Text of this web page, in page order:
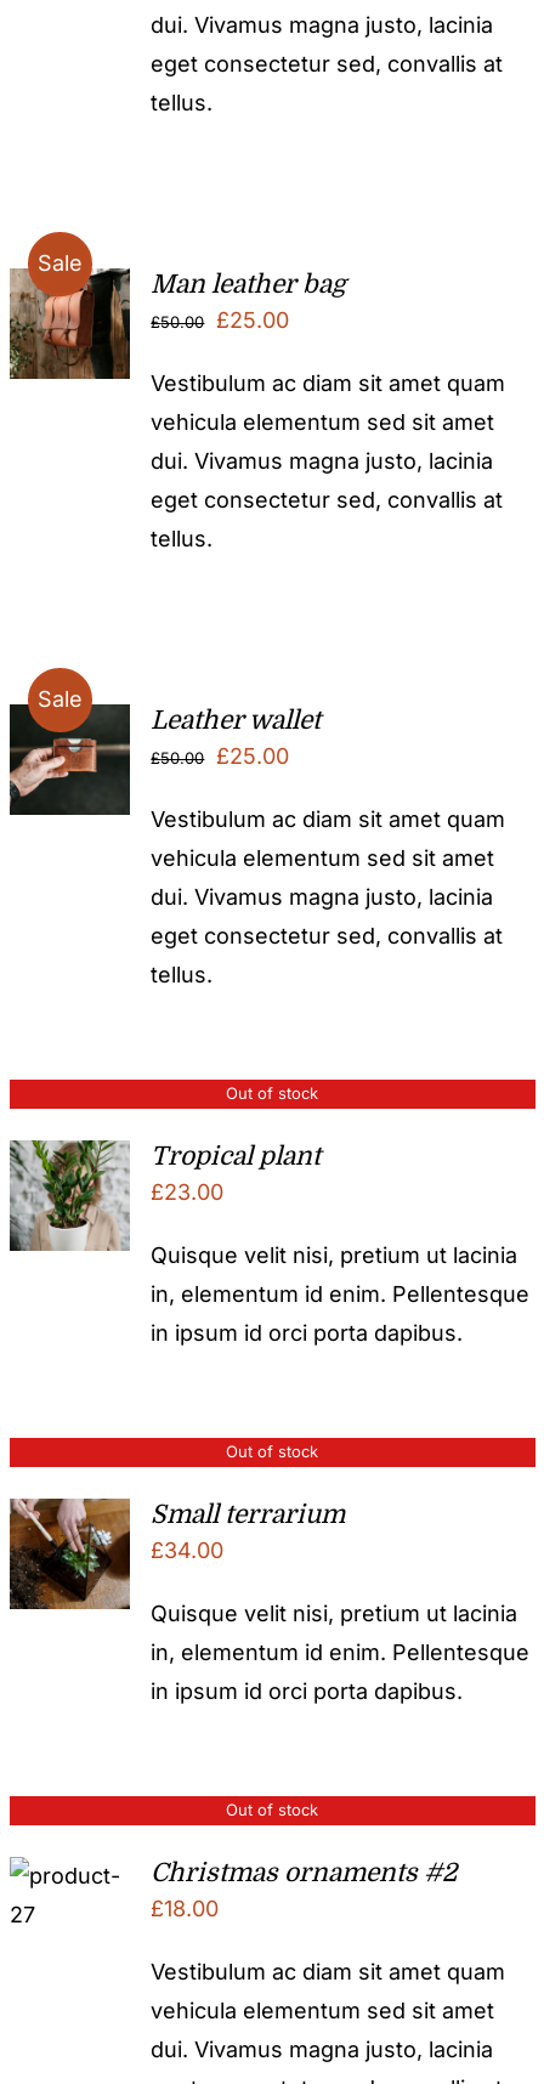
dui. Vivamus magna justo, lacinia
eget consectetur sed, convallis at
tellus.
Sale
Man leather bag
£50.00
Original
was:
£50.00.
£25.00Current
is:
£25.00.
Vestibulum ac diam sit amet quam
vehicula elementum sed sit amet
dui. Vivamus magna justo, lacinia
eget consectetur sed, convallis at
tellus.
Sale
Leather wallet
£50.00
Original
was:
£50.00.
£25.00Current
is:
£25.00.
Vestibulum ac diam sit amet quam
vehicula elementum sed sit amet
dui. Vivamus magna justo, lacinia
eget consectetur sed, convallis at
tellus.
Out of stock
Tropical plant
£23.00
Quisque velit nisi, pretium ut lacinia
in, elementum id enim. Pellentesque
in ipsum id orci porta dapibus.
Out of stock
Small terrarium
£34.00
Quisque velit nisi, pretium ut lacinia
in, elementum id enim. Pellentesque
in ipsum id orci porta dapibus.
Out of stock
Christmas ornaments #2
£18.00
Vestibulum ac diam sit amet quam
vehicula elementum sed sit amet
dui. Vivamus magna justo, lacinia